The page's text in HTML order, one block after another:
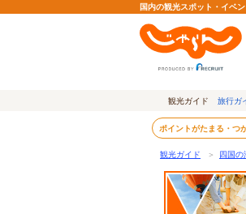
国内の観光スポット・イベ
観光ガイド 旅行ガ
ポイントがたまる・つ
観光ガイド ＞ 四国の